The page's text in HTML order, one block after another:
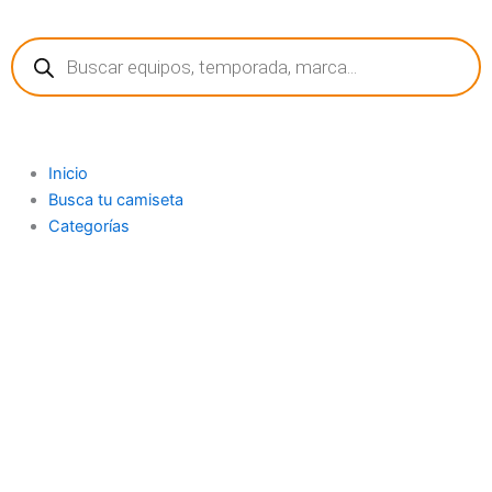
contenido
Búsqueda
de
productos
Inicio
Busca tu camiseta
Categorías